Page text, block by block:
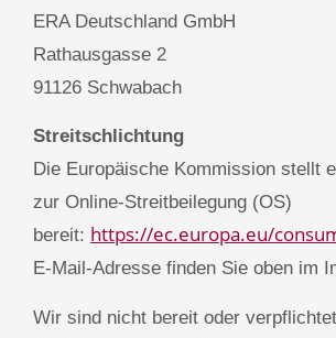
ERA Deutschland GmbH
Rathausgasse 2
91126 Schwabach
Streitschlichtung
Die Europäische Kommission stellt
zur Online-Streitbeilegung (OS)
bereit: https://ec.europa.eu/
E-Mail-Adresse finden Sie oben im
Wir sind nicht bereit oder